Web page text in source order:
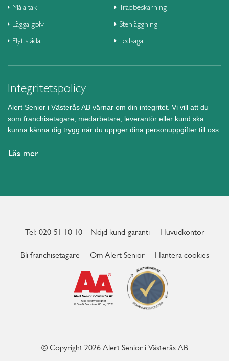
Måla tak
Lägga golv
Flyttstäda
Trädbeskärning
Stenläggning
Ledsaga
Integritetspolicy
Alert Senior i Västerås AB värnar om din integritet. Vi vill att du
som franchisetagare, medarbetare, leverantör eller kund ska
kunna känna dig trygg när du uppger dina personuppgifter till oss.
Läs mer
Tel: 020-51 10 10 Nöjd kund-garanti Huvudkontor
Bli franchisetagare Om Alert Senior Hantera cookies
© Copyright 2026 Alert Senior i Västerås AB